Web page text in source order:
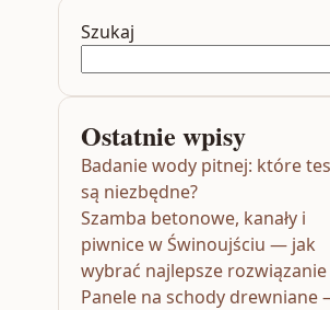
Szukaj
Ostatnie wpisy
Badanie wody pitnej: które
są niezbędne?
Szamba betonowe, kanały i
piwnice w Świnoujściu — jak
wybrać najlepsze rozwiązanie
Panele na schody drewniane